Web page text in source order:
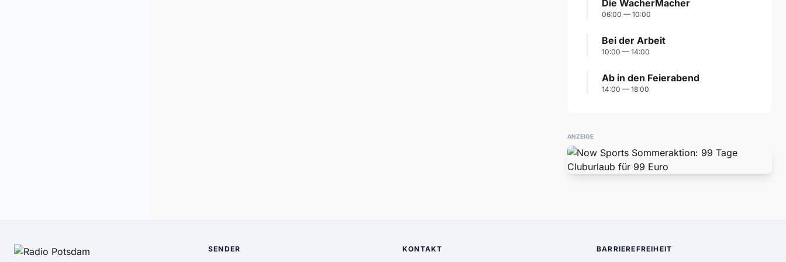
Die WacherMacher
06:00 — 10:00
Bei der Arbeit
10:00 — 14:00
Ab in den Feierabend
14:00 — 18:00
ANZEIGE
SENDER KONTAKT BARRIEREFREIHEIT